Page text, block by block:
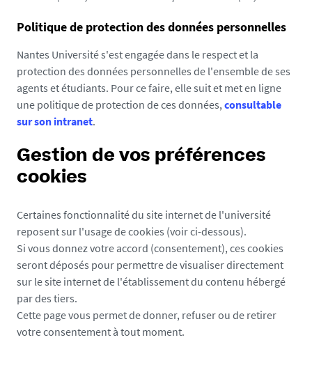
Politique de protection des données personnelles
Nantes Université s'est engagée dans le respect et la
protection des données personnelles de l'ensemble de ses
agents et étudiants. Pour ce faire, elle suit et met en ligne
une politique de protection de ces données,consultable
sur son intranet.
Gestion de vos préférences
cookies
Certaines fonctionnalité du site internet de l'université
reposent sur l'usage de cookies (voir ci-dessous).
Si vous donnez votre accord (consentement), ces cookies
seront déposés pour permettre de visualiser directement
sur le site internet de l'établissement du contenu hébergé
par des tiers.
Cette page vous permet de donner, refuser ou de retirer
votre consentement à tout moment.